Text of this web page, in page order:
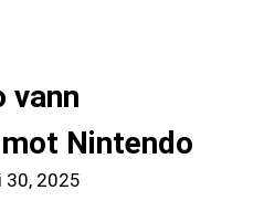
vann
Nintendo
30, 2025